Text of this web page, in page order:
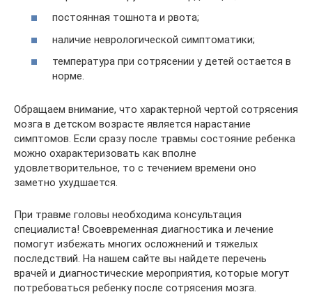
постоянная тошнота и рвота;
наличие неврологической симптоматики;
температура при сотрясении у детей остается в
норме.
Обращаем внимание, что характерной чертой сотрясения
мозга в детском возрасте является нарастание
симптомов. Если сразу после травмы состояние ребенка
можно охарактеризовать как вполне
удовлетворительное, то с течением времени оно
заметно ухудшается.
При травме головы необходима консультация
специалиста! Своевременная диагностика и лечение
помогут избежать многих осложнений и тяжелых
последствий. На нашем сайте вы найдете перечень
врачей и диагностические мероприятия, которые могут
потребоваться ребенку после сотрясения мозга.